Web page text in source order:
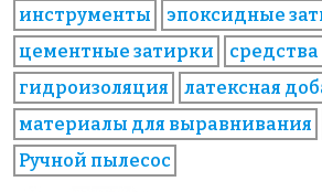
инструменты эпоксидные
цементные затирки
гидроизоляция
латексная
материалы для выравнивания
Ручной пылесос